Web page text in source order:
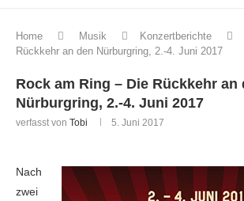
Home Musik Konzertberichte
Rückkehr an den Nürburgring, 2.-4. Juni 2017
Rock am Ring – Die Rückkehr an
Nürburgring, 2.-4. Juni 2017
verfasst von Tobi 5. Juni 2017
Nach
zwei